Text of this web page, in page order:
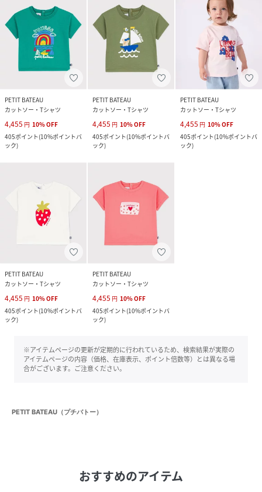
PETIT BATEAU
カットソー・Tシャツ
4,455 円 10%OFF
405ポイント(10%ポイントバ
ック)
PETIT BATEAU
カットソー・Tシャツ
4,455 円 10%OFF
405ポイント(10%ポイントバ
ック)
PETIT BATEAU
カットソー・Tシャツ
4,455 円 10%OFF
405ポイント(10%ポイントバ
ック)
PETIT BATEAU
カットソー・Tシャツ
4,455 円 10%OFF
405ポイント(10%ポイントバ
ック)
PETIT BATEAU
カットソー・Tシャツ
4,455 円 10%OFF
405ポイント(10%ポイントバ
ック)
※アイテムページの更新が定期的に行われているため、検索結果が実際の
アイテムページの内容（価格、在庫表示、ポイント倍数等）とは異なる場
合がございます。ご注意ください。
PETIT BATEAU（プチバトー）
おすすめのアイテム